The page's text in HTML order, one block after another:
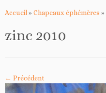
Accueil » Chapeaux éphémères »
zinc 2010
← Précédent